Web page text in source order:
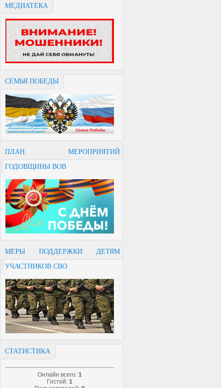
МЕДИАТЕКА
СЕМЬЯ ПОБЕДЫ
ПЛАН МЕРОПРИЯТИЙ
ГОДОВЩИНЫ ВОВ
МЕРЫ ПОДДЕРЖКИ ДЕТЯМ
УЧАСТНИКОВ СВО
СТАТИСТИКА
Онлайн всего: 1
Гостей: 1